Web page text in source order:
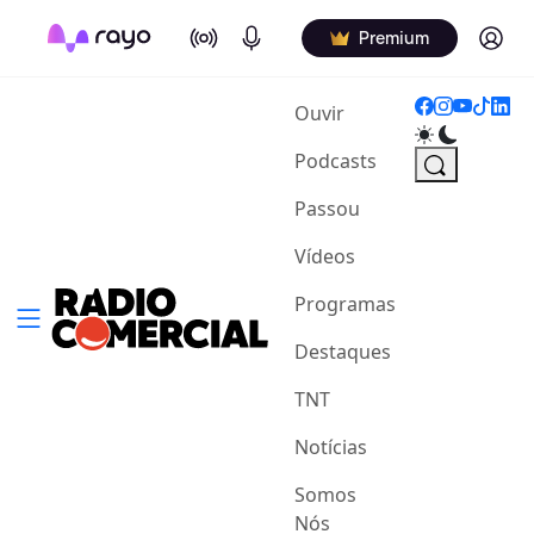
On Air Podcasts Premium Log in
Ouvir(current)
Podcasts
Passou
Vídeos
Programas
Destaques
TNT
Notícias
Somos
Nós